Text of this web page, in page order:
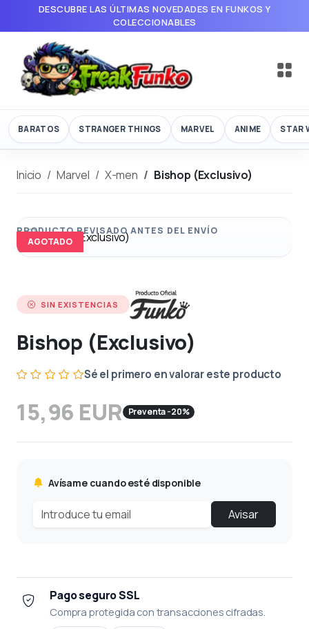
DESCUBRE LAS ÚLTIMAS NOVEDADES EN FUNKOS Y
COLECCIONABLES
BARATOS STRANGER THINGS MARVEL ANIME STAR
Inicio Marvel X-men Bishop (Exclusivo)
AGOTADO
SIN EXISTENCIAS
Bishop (Exclusivo)
Sé el primero en valorar este producto
15,96 EUR Preventa -20%
Avísame cuando esté disponible
Avisar
Pago seguro SSL
Compra protegida con transacciones cifradas.